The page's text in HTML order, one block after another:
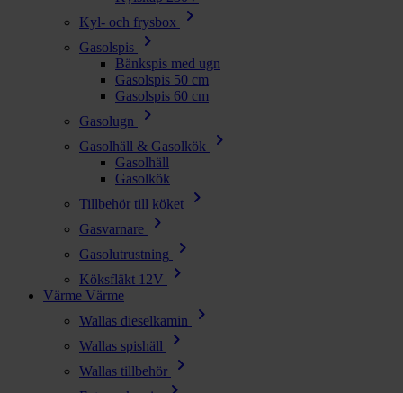
Kyl- och frysbox
chevron_right
Gasolspis chevron_right
Bänkspis med ugn
Gasolspis 50 cm
Gasolspis 60 cm
Gasolugn
chevron_right
Gasolhäll & Gasolkök chevron_right
Gasolhäll
Gasolkök
Tillbehör till köket
chevron_right
Gasvarnare chevron_right
Gasolutrustning chevron_right
Köksfläkt 12V chevron_right
Värme Värme
Wallas dieselkamin
chevron_right
Wallas spishäll chevron_right
Wallas tillbehör chevron_right